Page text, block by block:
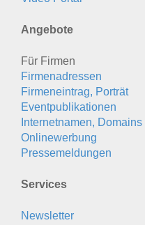
Angebote
Für Firmen
Firmenadressen
Firmeneintrag, Porträt
Eventpublikationen
Internetnamen, Domains
Onlinewerbung
Pressemeldungen
Services
Newsletter